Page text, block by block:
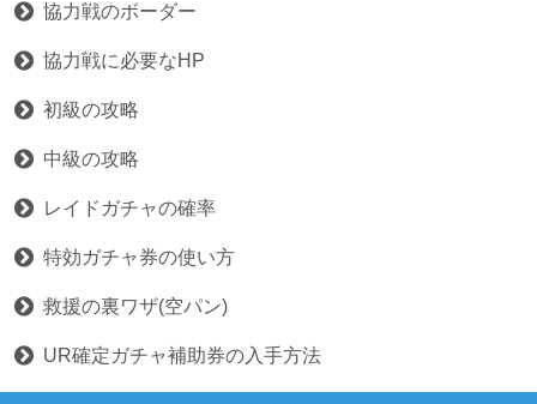
協力戦のボーダー
協力戦に必要なHP
初級の攻略
中級の攻略
レイドガチャの確率
特効ガチャ券の使い方
救援の裏ワザ(空パン)
UR確定ガチャ補助券の入手方法